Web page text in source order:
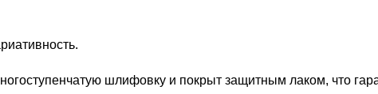
шлифовку и покрыт защитным лаком, что